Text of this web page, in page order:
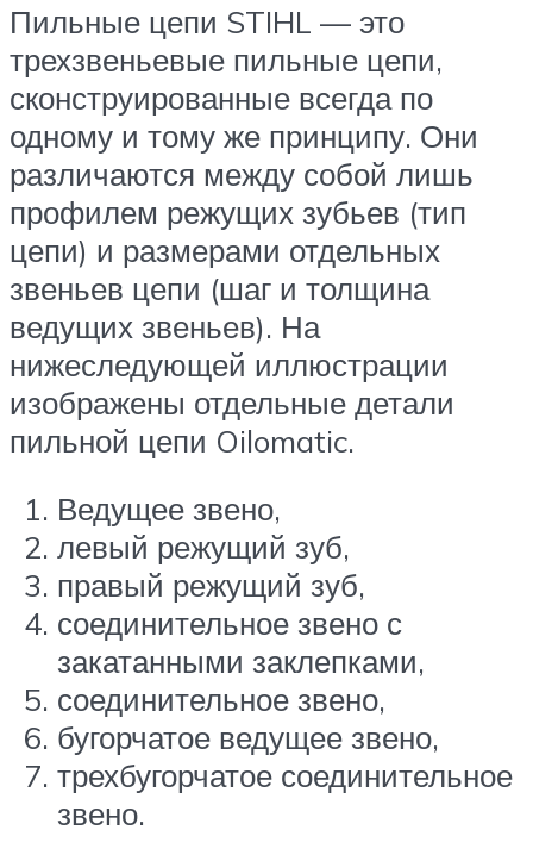
Пильные цепи STIHL — это
трехзвеньевые пильные цепи,
сконструированные всегда по
одному и тому же принципу. Они
различаются между собой лишь
профилем режущих зубьев (тип
цепи) и размерами отдельных
звеньев цепи (шаг и толщина
ведущих звеньев). На
нижеследующей иллюстрации
изображены отдельные детали
пильной цепи Oilomatic.
Ведущее звено,
левый режущий зуб,
правый режущий зуб,
соединительное звено с
закатанными заклепками,
соединительное звено,
бугорчатое ведущее звено,
трехбугорчатое соединительное
звено.